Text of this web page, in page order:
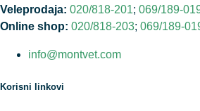
Veleprodaja: 020/818-201; 069/189-
Online shop: 020/818-203; 069/189-
info@montvet.com
Korisni linkovi